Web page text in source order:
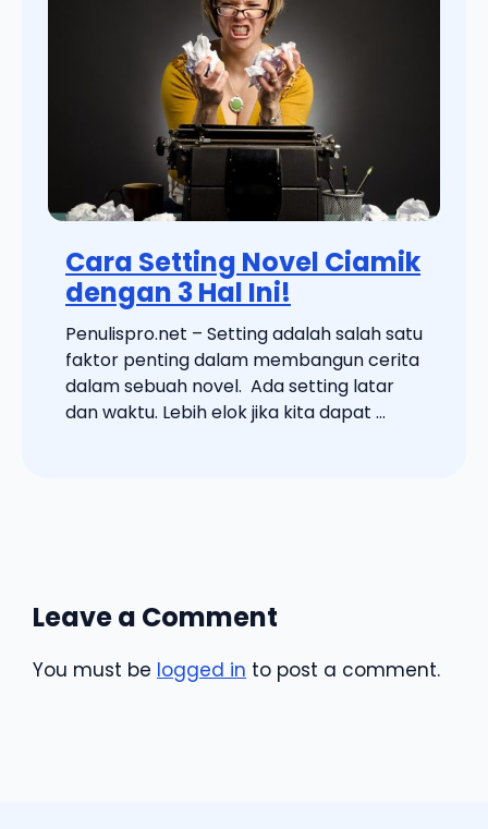
Cara Setting Novel Ciamik
dengan 3 Hal Ini!
Penulispro.net – Setting adalah salah satu
faktor penting dalam membangun cerita
dalam sebuah novel. Ada setting latar
dan waktu. Lebih elok jika kita dapat ...
Leave a Comment
You must be logged in to post a comment.